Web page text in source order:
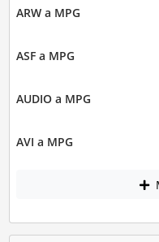
ARW a MPG
ASF a MPG
AUDIO a MPG
AVI a MPG